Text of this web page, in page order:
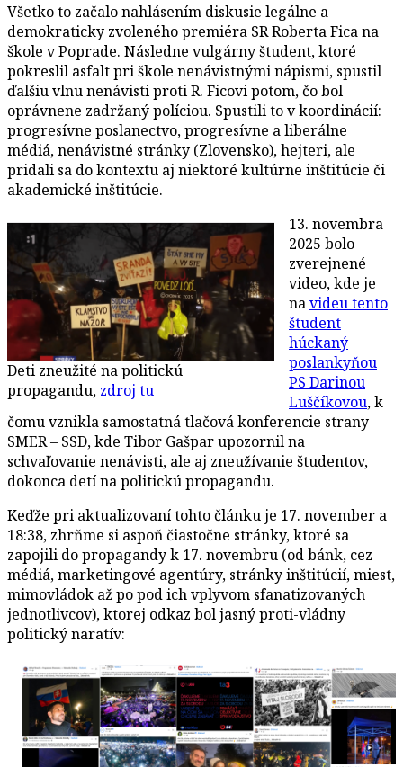
Všetko to začalo nahlásením diskusie legálne a
demokraticky zvoleného premiéra SR Roberta Fica na
škole v Poprade. Následne vulgárny študent, ktoré
pokreslil asfalt pri škole nenávistnými nápismi, spustil
ďalšiu vlnu nenávisti proti R. Ficovi potom, čo bol
oprávnene zadržaný políciou. Spustili to v koordinácií:
progresívne poslanectvo, progresívne a liberálne
médiá, nenávistné stránky (Zlovensko), hejteri, ale
pridali sa do kontextu aj niektoré kultúrne inštitúcie či
akademické inštitúcie.
Deti zneužité na politickú
propagandu, zdroj tu
13. novembra
2025 bolo
zverejnené
video, kde je
navideu tento
študent
húckaný
poslankyňou
PS Darinou
Luščíkovou, k
čomu vznikla samostatná tlačová konferencie strany
SMER – SSD, kde Tibor Gašpar upozornil na
schvaľovanie nenávisti, ale aj zneužívanie študentov,
dokonca detí na politickú propagandu.
Keďže pri aktualizovaní tohto článku je 17. november a
18:38, zhrňme si aspoň čiastočne stránky, ktoré sa
zapojili do propagandy k 17. novembru (od bánk, cez
médiá, marketingové agentúry, stránky inštitúcií, miest,
mimovládok až po pod ich vplyvom sfanatizovaných
jednotlivcov), ktorej odkaz bol jasný proti-vládny
politický naratív: